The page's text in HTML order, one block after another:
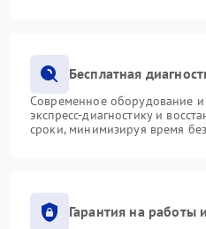
Бесплатная
Современное оборудование и
экспресс-диагностику и
сроки, минимизируя время
Гарантия на работы